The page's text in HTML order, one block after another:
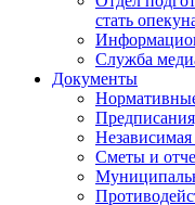
стать
Служба
Документы
Независимая
Сметы и